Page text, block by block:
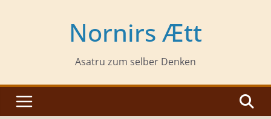
Nornirs Ætt
Asatru zum selber Denken